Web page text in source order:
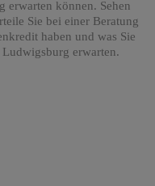
erwarten können. Sehen
Sie bei einer Beratung
haben und was Sie
erwarten.